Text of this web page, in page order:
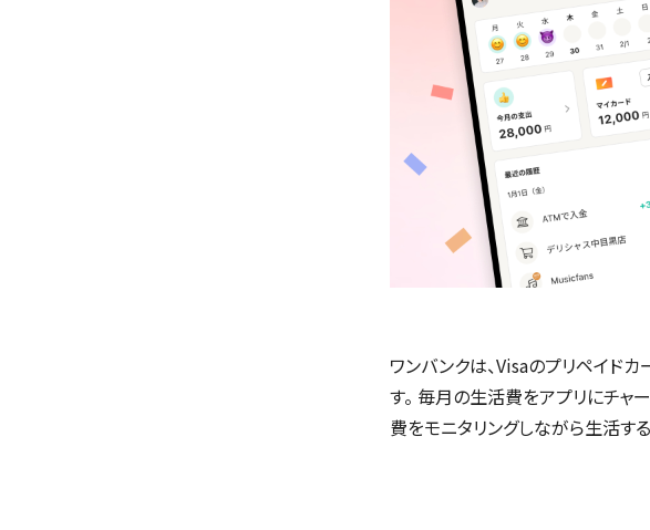
ワンバンクは、Visaのプリペイド
す。 毎月の生活費をアプリにチャ
費をモニタリングしながら生活す